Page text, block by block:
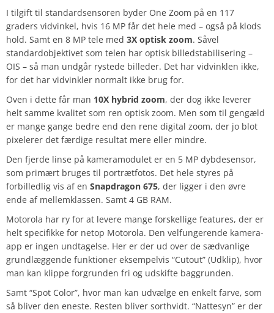
I tilgift til standardsensoren byder One Zoom på en 117
graders vidvinkel, hvis 16 MP får det hele med – også på klods
hold. Samt en 8 MP tele med 3X optisk zoom. Såvel
standardobjektivet som telen har optisk billedstabilisering –
OIS – så man undgår rystede billeder. Det har vidvinklen ikke,
for det har vidvinkler normalt ikke brug for.
Oven i dette får man 10X hybrid zoom, der dog ikke leverer
helt samme kvalitet som ren optisk zoom. Men som til gengæld
er mange gange bedre end den rene digital zoom, der jo blot
pixelerer det færdige resultat mere eller mindre.
Den fjerde linse på kameramodulet er en 5 MP dybdesensor,
som primært bruges til portrætfotos. Det hele styres på
forbilledlig vis af en Snapdragon 675, der ligger i den øvre
ende af mellemklassen. Samt 4 GB RAM.
Motorola har ry for at levere mange forskellige features, der er
helt specifikke for netop Motorola. Den velfungerende kamera-
app er ingen undtagelse. Her er der ud over de sædvanlige
grundlæggende funktioner eksempelvis “Cutout” (Udklip), hvor
man kan klippe forgrunden fri og udskifte baggrunden.
Samt “Spot Color”, hvor man kan udvælge en enkelt farve, som
så bliver den eneste. Resten bliver sorthvidt. “Nattesyn” er der